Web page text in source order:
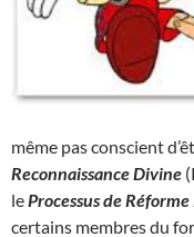
même pas conscient
Reconnaissance Divine
le Processus de
certains membres du